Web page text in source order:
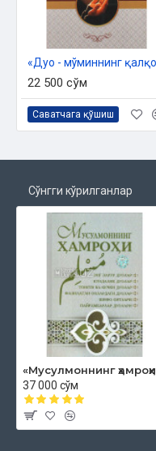
22 500 сўм
Саватчага қўшиш
Сўнгги кўрилганлар
37 000 сўм